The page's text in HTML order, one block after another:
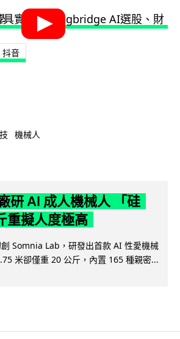
抖音
機械人
研 AI 成人機械人 「硅
重擬人度極高
Somnia Lab，研發出首款 AI 性愛機械
米卻僅重 20 公斤，內置 165 種親密...